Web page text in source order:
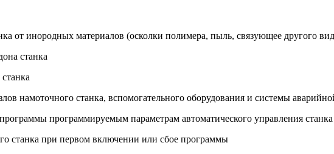
от инородных материалов (осколки полимера, пыль, связующее другого
станка
намоточного станка, вспомогательного оборудования и системы
программируемым параметрам автоматического управления станка
станка при первом включении или сбое программы